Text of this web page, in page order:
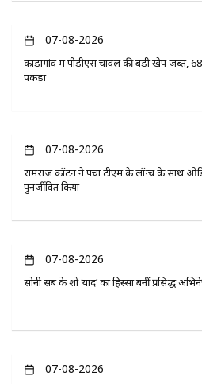
07-08-2026
कोंडागांव में पीडीएस चावल की बड़ी खेप जब्त,
पकड़ा
07-08-2026
रामराज कॉटन ने पंचा टीएम के लॉन्च के साथ
पुनर्जीवित किया
07-08-2026
सोनी सब के शो ‘यादें’ का हिस्सा बनीं प्रसिद्ध
07-08-2026